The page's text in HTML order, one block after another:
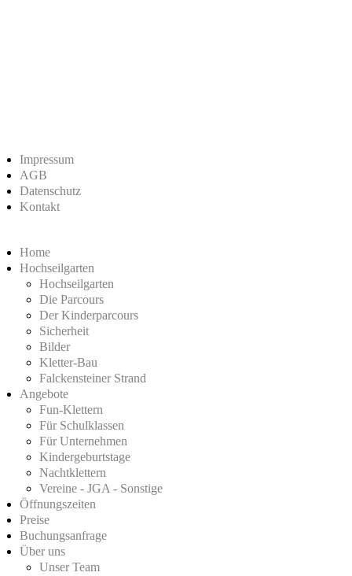
Impressum
AGB
Datenschutz
Kontakt
Home
Hochseilgarten
Hochseilgarten
Die Parcours
Der Kinderparcours
Sicherheit
Bilder
Kletter-Bau
Falckensteiner Strand
Angebote
Fun-Klettern
Für Schulklassen
Für Unternehmen
Kindergeburtstage
Nachtklettern
Vereine - JGA - Sonstige
Öffnungszeiten
Preise
Buchungsanfrage
Über uns
Unser Team